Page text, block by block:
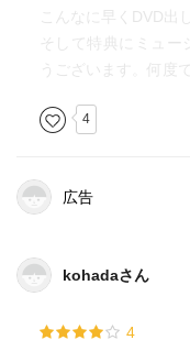
こんなに早くDVD出
そして特典にミュ
うございます。何度
4
広告
kohadaさん
4